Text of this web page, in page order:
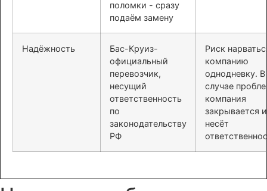
поломки - сразу
подаём замену
Надёжность
Бас-Круиз-
официальный
перевозчик,
несущий
ответственность
по
законодательству
РФ
Риск
компанию
однодневку. В
случае
компания
закрывается
несёт